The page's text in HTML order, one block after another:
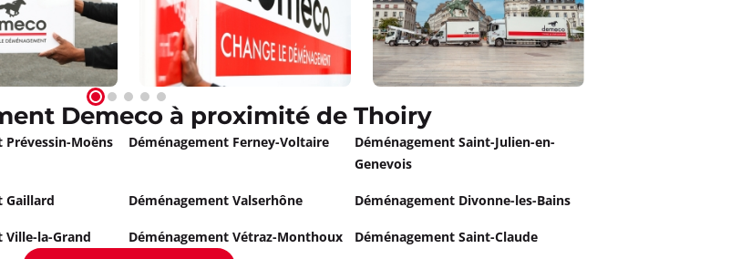
Jallieu
JANIN
Demeco à proximité de Thoiry
Prévessin-Moëns Déménagement Ferney-Voltaire
Déménagement Saint-Julien-en-
Genevois
Gaillard Déménagement Valserhône Déménagement Divonne-les-Bains
Ville-la-Grand Déménagement Vétraz-Monthoux Déménagement Saint-Claude